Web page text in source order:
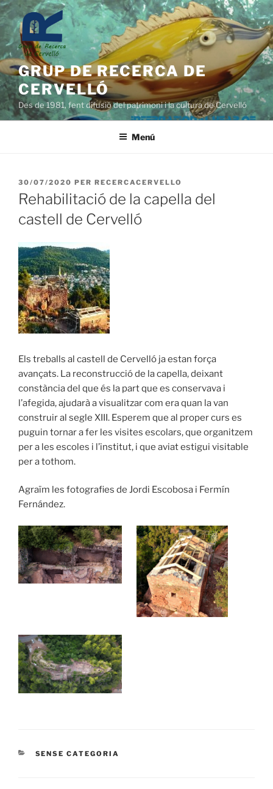
Vés
al
contingut
GRUP DE RECERCA DE
CERVELLÓ
Des de 1981, fent difusió del patrimoni i la cultura de Cervelló
Menú
PUBLICAT
A
30/07/2020 PER RECERCACERVELLO
Rehabilitació de la capella del
castell de Cervelló
Els treballs al castell de Cervelló ja estan força
avançats. La reconstrucció de la capella, deixant
constància del que és la part que es conservava i
l’afegida, ajudarà a visualitzar com era quan la van
construir al segle XIII. Esperem que al proper curs es
puguin tornar a fer les visites escolars, que organitzem
per a les escoles i l’institut, i que aviat estigui visitable
per a tothom.
Agraïm les fotografies de Jordi Escobosa i Fermín
Fernández.
CATEGORIES
SENSE CATEGORIA